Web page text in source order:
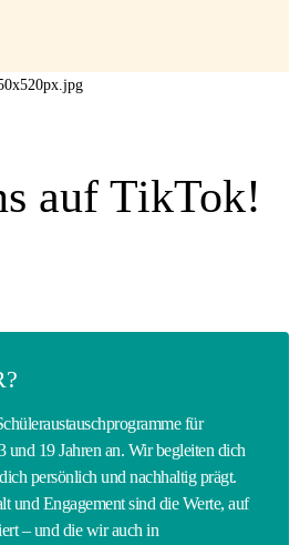
auf TikTok!
für
und 19 Jahren an. Wir begleiten dich
persönlich und nachhaltig prägt.
und Engagement sind die Werte, auf
– und die wir auch in